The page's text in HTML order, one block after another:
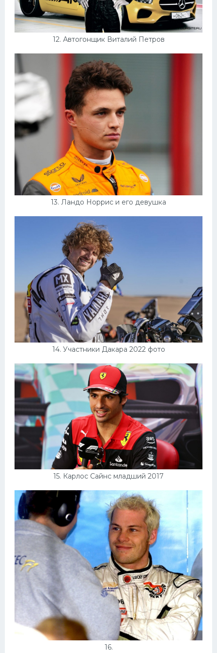
12. Автогонщик Виталий Петров
13. Ландо Норрис и его девушка
14. Участники Дакара 2022 фото
15. Карлос Сайнс младший 2017
16.